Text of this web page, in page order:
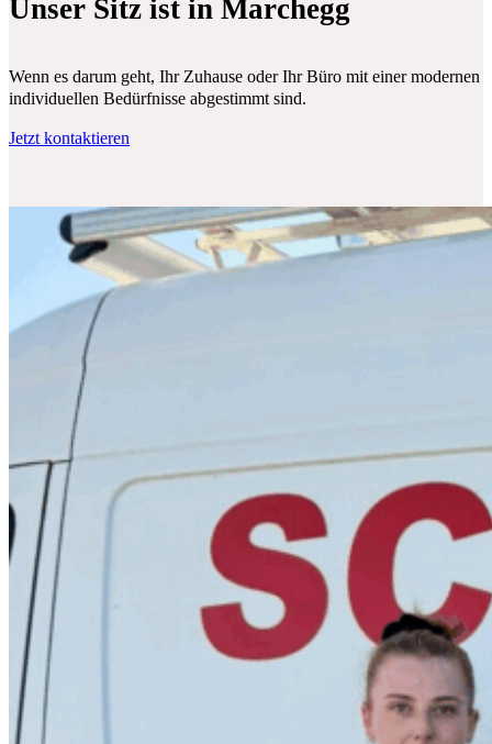
Unser Sitz ist in Marchegg
Wenn es darum geht, Ihr Zuhause oder Ihr Büro mit einer
individuellen Bedürfnisse abgestimmt sind.
Jetzt kontaktieren